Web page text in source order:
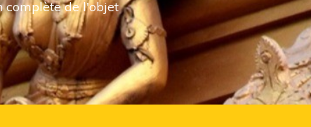
complète de l'objet